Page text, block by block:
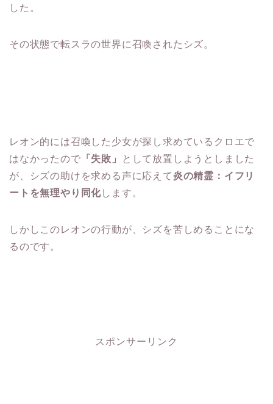
した。
その状態で転スラの世界に召喚されたシズ。
レオン的には召喚した少女が探し求めているクロエで
はなかったので 「失敗」
として放置しようとしました
が、シズの助けを求める声に応えて炎の精霊：イフリ
ートを無理やり同化します。
しかしこのレオンの行動が、シズを苦しめることにな
るのです。
スポンサーリンク